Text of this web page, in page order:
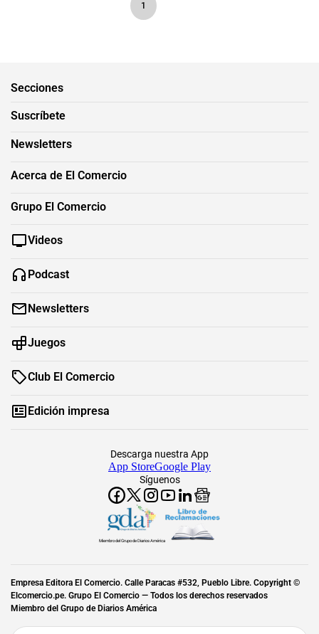
1
Secciones
Suscríbete
Newsletters
Acerca de El Comercio
Grupo El Comercio
Videos
Podcast
Newsletters
Juegos
Club El Comercio
Edición impresa
Síguenos
Descarga nuestra App
App StoreGoogle Play
Miembro del Grupo de Diarios América
Empresa Editora El Comercio. Calle Paracas #532, Pueblo Libre. Copyright ©
Elcomercio.pe. Grupo El Comercio — Todos los derechos reservados
Miembro del Grupo de Diarios América